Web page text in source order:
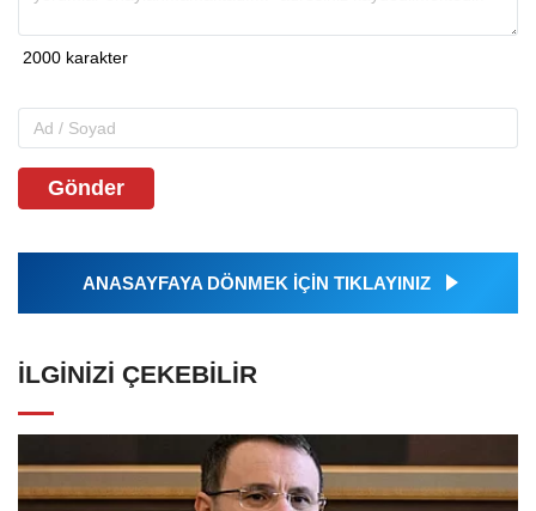
Gönder
ANASAYFAYA DÖNMEK İÇİN TIKLAYINIZ
İLGINIZI ÇEKEBILIR